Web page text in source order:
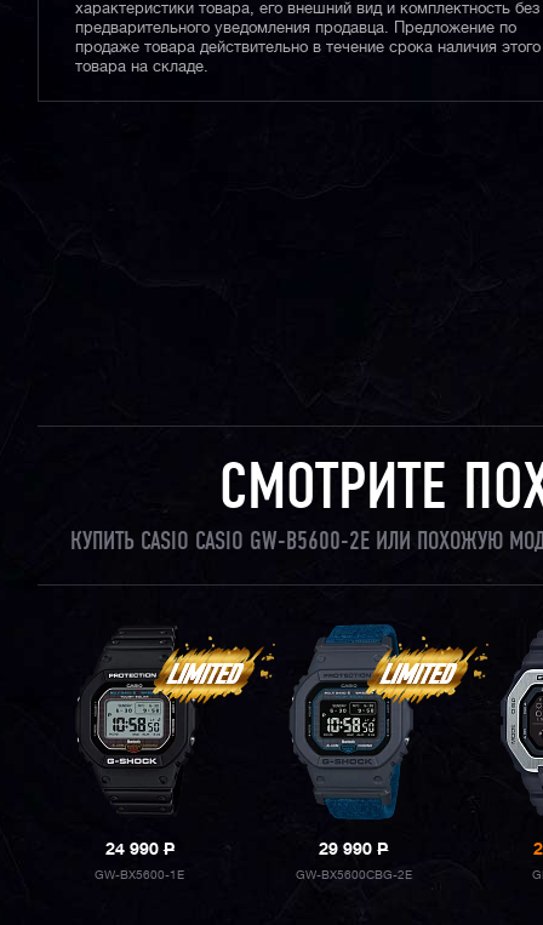
характеристики товара, его внешний вид и комплектность без
предварительного уведомления продавца. Предложение по
продаже товара действительно в течение срока наличия этого
товара на складе.
СМОТРИТЕ
КУПИТЬ CASIO CASIO GW-B5600-2E ИЛИ ПОХОЖУЮ
24 990P
GW-BX5600-1E
29 990P
GW-BX5600CBG-2E